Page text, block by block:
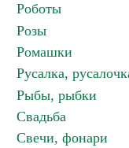
Роботы
Розы
Ромашки
Русалка,
Рыбы, рыбки
Свадьба
Свечи, фонари